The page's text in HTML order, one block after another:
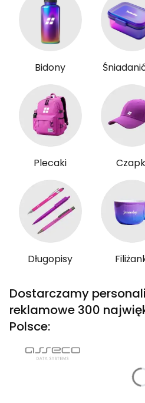
Bidony
Plecaki
Długopisy
Dostarczamy
reklamowe 300
Polsce: